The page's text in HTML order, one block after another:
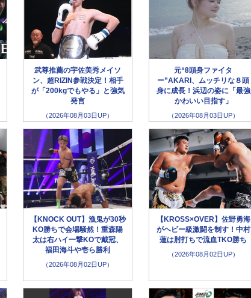
武尊推薦の宇佐美秀メイソ
ン、超RIZIN参戦決定！相手
が「200kgでもやる」と強気
発言
（2026年08月03日UP）
元“8頭身ファイタ
ー”AKARI、ムッチリな８頭
身に成長！浜辺の姿に「最強
かわいい目指す」
（2026年08月03日UP）
【KNOCK OUT】漁鬼が30秒
KO勝ちで会場騒然！重森陽
太は右ハイ一撃KOで戴冠、
福田海斗や壱ら勝利
（2026年08月02日UP）
【KROSS×OVER】佐野勇海
がヘビー級激闘を制す！中村
蓮は肘打ちで流血TKO勝ち
（2026年08月02日UP）